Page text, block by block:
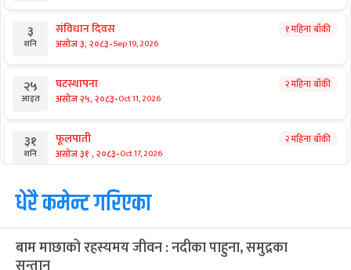
३
शनि
संविधान दिवस
असोज ३, २०८३-Sep 19, 2026
१ महिना बाँकी
२५
आइत
घटस्थापना
असोज २५, २०८३-Oct 11, 2026
२ महिना बाँकी
३१
शनि
फूलपाती
असोज ३१ , २०८३-Oct 17, 2026
२ महिना बाँकी
१
आइत
कार्तिक सङ्क्रान्ति
कार्तिक १, २०८३-Oct 18, 2026
३
मंगल
महानवमी २ महिना बाँकी
धेरै कमेन्ट गरिएका
बाम माछाको रहस्यमय जीवन : नदीका पाहुना, समुद्रका